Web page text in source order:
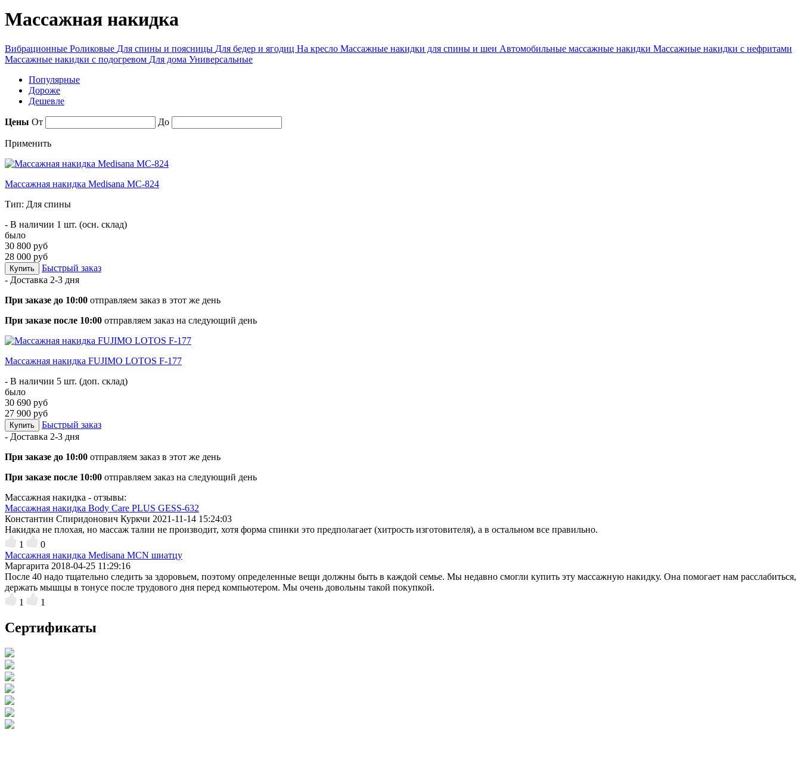
Массажная накидка
Вибрационные Роликовые Для спины и поясницы Для бедер и ягодиц На кресло Массажные накидки для спины и шеи Автомобильные массажные накидки Массажные накидки с нефритами
Массажные накидки с подогревом Для дома Универсальные
Популярные
Дороже
Дешевле
Цены От До
Применить
Массажная накидка Medisana MC-824
Тип: Для спины
- В наличии 1 шт. (осн. склад)
было
30 800 руб
28 000 руб
Купить
Быстрый заказ
- Доставка 2-3 дня
При заказе до 10:00 отправляем заказ в этот же день
При заказе после 10:00 отправляем заказ на следующий день
Массажная накидка FUJIMO LOTOS F-177
- В наличии 5 шт. (доп. склад)
было
30 690 руб
27 900 руб
Купить
Быстрый заказ
- Доставка 2-3 дня
При заказе до 10:00 отправляем заказ в этот же день
При заказе после 10:00 отправляем заказ на следующий день
Массажная накидка - отзывы:
Массажная накидка Body Care PLUS GESS-632
Константин Спиридонович Куркчи 2021-11-14 15:24:03
Накидка не плохая, но массаж талии не производит, хотя форма спинки это предполагает (хитрость изготовителя), а в остальном все правильно.
1
0
Массажная накидка Medisana MCN шиатцу
Маргарита 2018-04-25 11:29:16
После 40 надо тщательно следить за здоровьем, поэтому определенные вещи должны быть в каждой семье. Мы недавно смогли купить эту массажную накидку. Она помогает нам расслабиться,
держать мышцы в тонусе после трудового дня перед компьютером. Мы очень довольны такой покупкой.
1
1
Сертификаты